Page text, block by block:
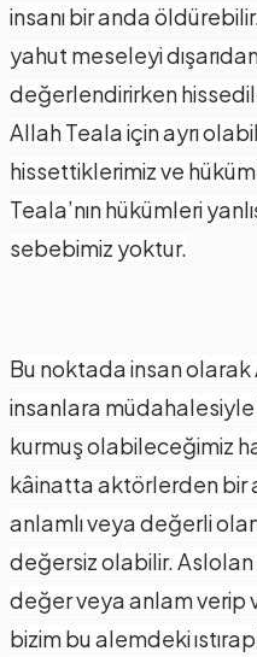
insanı bir anda
yahut meseleyi
değerlendirirken
Allah Teala için ayrı
hissettiklerimiz ve
Teala’nın hükümleri
sebebimiz yoktur.
Bu noktada insan olarak
insanlara müdahalesiyle
kurmuş olabileceğimiz
kâinatta aktörlerden bir
anlamlı veya değerli
değersiz olabilir. Aslolan
değer veya anlam verip
bizim bu alemdeki